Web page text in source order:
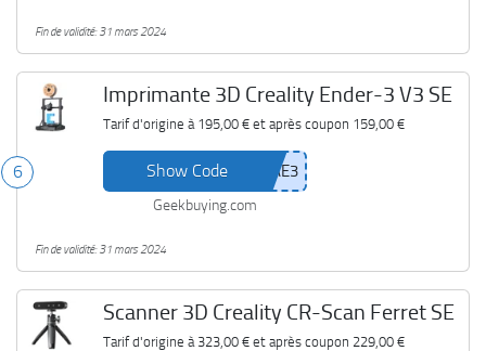
Fin de validité: 31 mars 2024
6
Imprimante 3D Creality Ender-3 V3 SE
Tarif d'origine à 195,00 €et après coupon 159,00 €
Show Code
Geekbuying.com
Fin de validité: 31 mars 2024
Scanner 3D Creality CR-Scan Ferret SE
Tarif d'origine à 323,00 €et après coupon 229,00 €